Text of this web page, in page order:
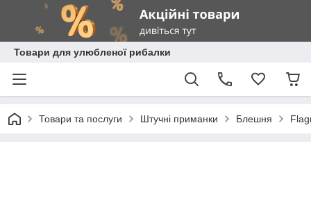
Товари для улюбленої рибалки
Товари та послуги Штучні приманки Блешня